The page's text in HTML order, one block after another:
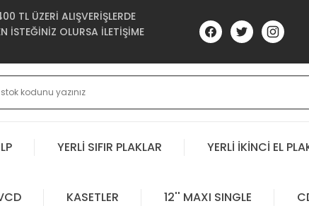
TL ÜZERİ ALIŞVERİŞLERDE
İSTEĞİNİZ OLURSA İLETİŞİME
YERLİ SIFIR PLAKLAR YERLİ İKİNCİ EL
KASETLER 12'' MAXI SINGLE